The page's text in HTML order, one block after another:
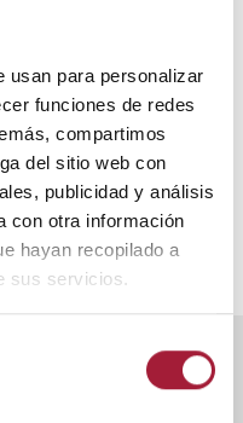
usan para personalizar
funciones de redes
compartimos
del sitio web con
publicidad y análisis
con otra información
hayan recopilado a
sus servicios.
Por esta razón,
cuidado cutáneo de los
de medidas para